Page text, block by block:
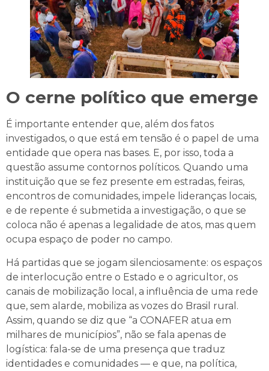
O cerne político que emerge
É importante entender que, além dos fatos
investigados, o que está em tensão é o papel de uma
entidade que opera nas bases. E, por isso, toda a
questão assume contornos políticos. Quando uma
instituição que se fez presente em estradas, feiras,
encontros de comunidades, impele lideranças locais,
e de repente é submetida a investigação, o que se
coloca não é apenas a legalidade de atos, mas quem
ocupa espaço de poder no campo.
Há partidas que se jogam silenciosamente: os espaços
de interlocução entre o Estado e o agricultor, os
canais de mobilização local, a influência de uma rede
que, sem alarde, mobiliza as vozes do Brasil rural.
Assim, quando se diz que “a CONAFER atua em
milhares de municípios”, não se fala apenas de
logística: fala-se de uma presença que traduz
identidades e comunidades — e que, na política,